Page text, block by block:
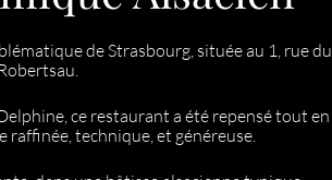
de Strasbourg, située au 1, rue du
ce restaurant a été repensé tout en
raffinée, technique, et généreuse.